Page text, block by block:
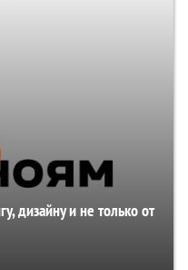
дизайну и не только от